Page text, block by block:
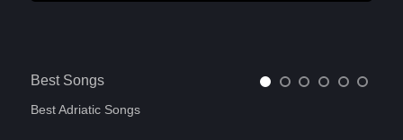
Best Songs
Best Adriatic Songs